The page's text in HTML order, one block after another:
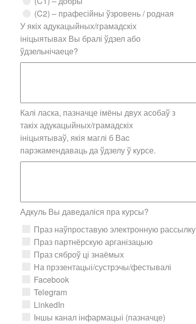
(C2) – прафесійны ўзровень / родная
У якіх адукацыйных/грамадскіх
ініцыятывах Вы бралі ўдзел або
ўдзельнічаеце?
Калі ласка, пазначце імёны двух асобаў з
такіх адукацыйных/грамадскіх
ініцыятываў, якія маглі б Ваc
парэкамендаваць да ўдзелу ў курсе.
Адкуль Вы даведаліся пра курсы?
Праз наўпроставую электронную рассылку
Праз партнёрскую арганізацыю
Праз сяброў ці знаёмых
На прэзентацыі/сустрэчы/фестывалі
Facebook
Telegram
LinkedIn
Іншы канал інфармацыі (пазначце)